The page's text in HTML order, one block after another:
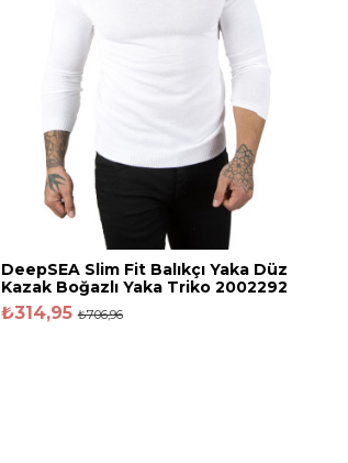
DeepSEA Slim Fit Balıkçı Yaka Düz
Kazak Boğazlı Yaka Triko 2002292
₺314,95₺706,96